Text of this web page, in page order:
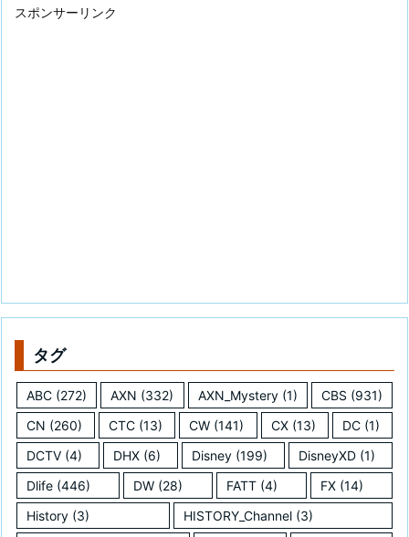
スポンサーリンク
タグ
ABC (272) AXN (332) AXN_Mystery(1) CBS (931)
CN (260) CTC (13) CW (141) CX(13) DC(1)
DCTV (4) DHX (6) Disney (199) DisneyXD (1)
Dlife (446) DW (28) FATT(4) FX(14)
History (3) HISTORY_Channel(3)